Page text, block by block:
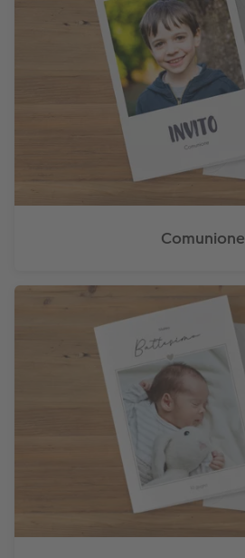
Comunione